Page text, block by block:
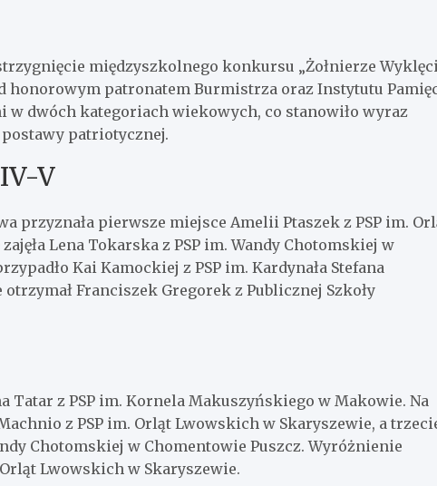
międzyszkolnego konkursu „Żołnierze
honorowym patronatem Burmistrza oraz Instytutu
w dwóch kategoriach wiekowych, co stanowiło wyraz
patriotycznej.
V
przyznała pierwsze miejsce Amelii Ptaszek z PSP im.
Lena Tokarska z PSP im. Wandy Chotomskiej w
Kai Kamockiej z PSP im. Kardynała Stefana
Franciszek Gregorek z Publicznej Szkoły
Tatar z PSP im. Kornela Makuszyńskiego w Makowie. Na
z PSP im. Orląt Lwowskich w Skaryszewie, a
Chotomskiej w Chomentowie Puszcz. Wyróżnienie
Lwowskich w Skaryszewie.